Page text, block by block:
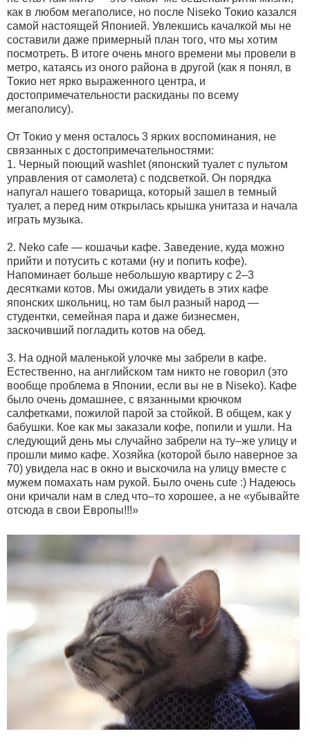
как в любом мегаполисе, но после Niseko Токио казался
самой настоящей Японией. Увлекшись качалкой мы не
составили даже примерный план того, что мы хотим
посмотреть. В итоге очень много времени мы провели в
метро, катаясь из оного района в другой (как я понял, в
Токио нет ярко выраженного центра, и
достопримечательности раскиданы по всему
мегаполису).
От Токио у меня осталось 3 ярких воспоминания, не
связанных с достопримечательностями:
1. Черный поющий washlet (японский туалет с пультом
управления от самолета) с подсветкой. Он порядка
напугал нашего товарища, который зашел в темный
туалет, а перед ним открылась крышка унитаза и начала
играть музыка.
2. Neko cafe — кошачьи кафе. Заведение, куда можно
прийти и потусить с котами (ну и попить кофе).
Напоминает больше небольшую квартиру с 2–3
десятками котов. Мы ожидали увидеть в этих кафе
японских школьниц, но там был разный народ —
студентки, семейная пара и даже бизнесмен,
заскочивший погладить котов на обед.
3. На одной маленькой улочке мы забрели в кафе.
Естественно, на английском там никто не говорил (это
вообще проблема в Японии, если вы не в Niseko). Кафе
было очень домашнее, с вязанными крючком
салфетками, пожилой парой за стойкой. В общем, как у
бабушки. Кое как мы заказали кофе, попили и ушли. На
следующий день мы случайно забрели на ту–же улицу и
прошли мимо кафе. Хозяйка (которой было наверное за
70) увидела нас в окно и выскочила на улицу вместе с
мужем помахать нам рукой. Было очень cute :) Надеюсь
они кричали нам в след что–то хорошее, а не «убывайте
отсюда в свои Европы!!!»